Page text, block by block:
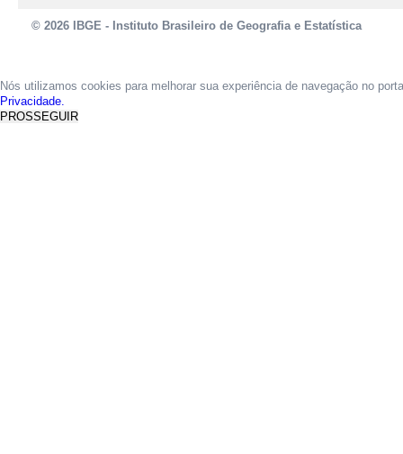
© 2026 IBGE - Instituto Brasileiro de Geografia e Estatística
Nós utilizamos cookies para melhorar sua experiência de navegação no
Privacidade.
PROSSEGUIR